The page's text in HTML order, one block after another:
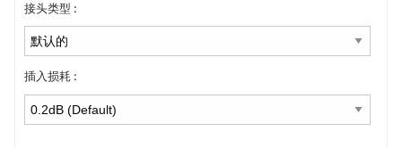
接头类型 :
插入损耗 :